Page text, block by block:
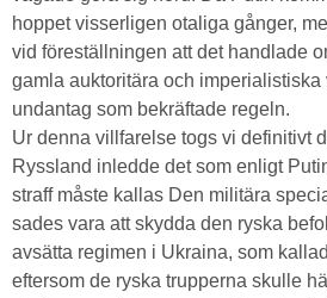
hoppet visserligen otaliga gånger,
vid föreställningen att det handlade
gamla auktoritära och imperialistiska
undantag som bekräftade regeln.
Ur denna villfarelse togs vi definitivt
Ryssland inledde det som enligt
straff måste kallas Den militära
sades vara att skydda den ryska
avsätta regimen i Ukraina, som
eftersom de ryska trupperna skulle